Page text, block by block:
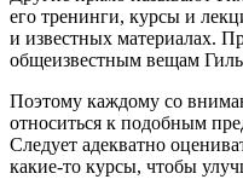
его тренинги, курсы и
и известных материалах.
общеизвестным вещам
Поэтому каждому со
относиться к подобным
Следует адекватно
какие-то курсы, чтобы